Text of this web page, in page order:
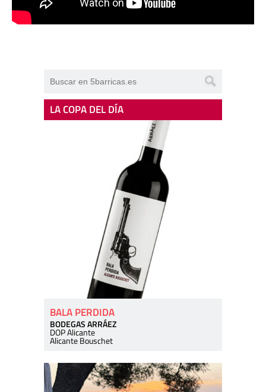
LA COPA DEL DÍA
BALA PERDIDA
BODEGAS ARRÁEZ
DOP Alicante
Alicante Bouschet